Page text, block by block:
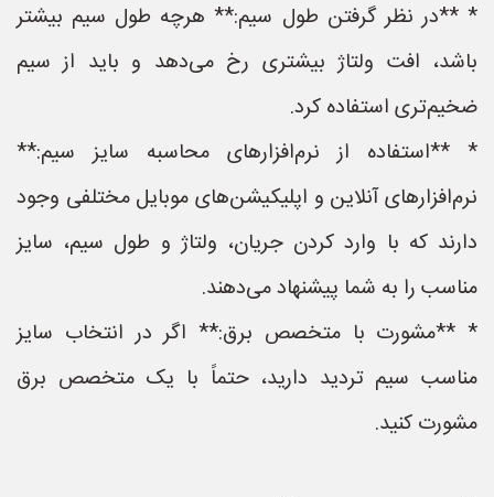
* **در نظر گرفتن طول سیم:** هرچه طول سیم بیشتر
باشد، افت ولتاژ بیشتری رخ می‌دهد و باید از سیم
ضخیم‌تری استفاده کرد.
* **استفاده از نرم‌افزارهای محاسبه سایز سیم:**
نرم‌افزارهای آنلاین و اپلیکیشن‌های موبایل مختلفی وجود
دارند که با وارد کردن جریان، ولتاژ و طول سیم، سایز
مناسب را به شما پیشنهاد می‌دهند.
* **مشورت با متخصص برق:** اگر در انتخاب سایز
مناسب سیم تردید دارید، حتماً با یک متخصص برق
مشورت کنید.